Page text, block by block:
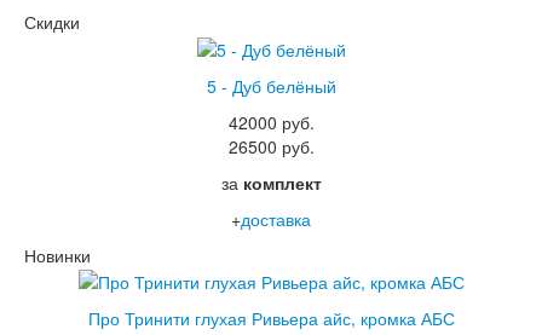
Скидки
5 - Дуб белёный
42000 руб.
26500 руб.
за комплект
+доставка
Новинки
Про Тринити глухая Ривьера айс, кромка АБС